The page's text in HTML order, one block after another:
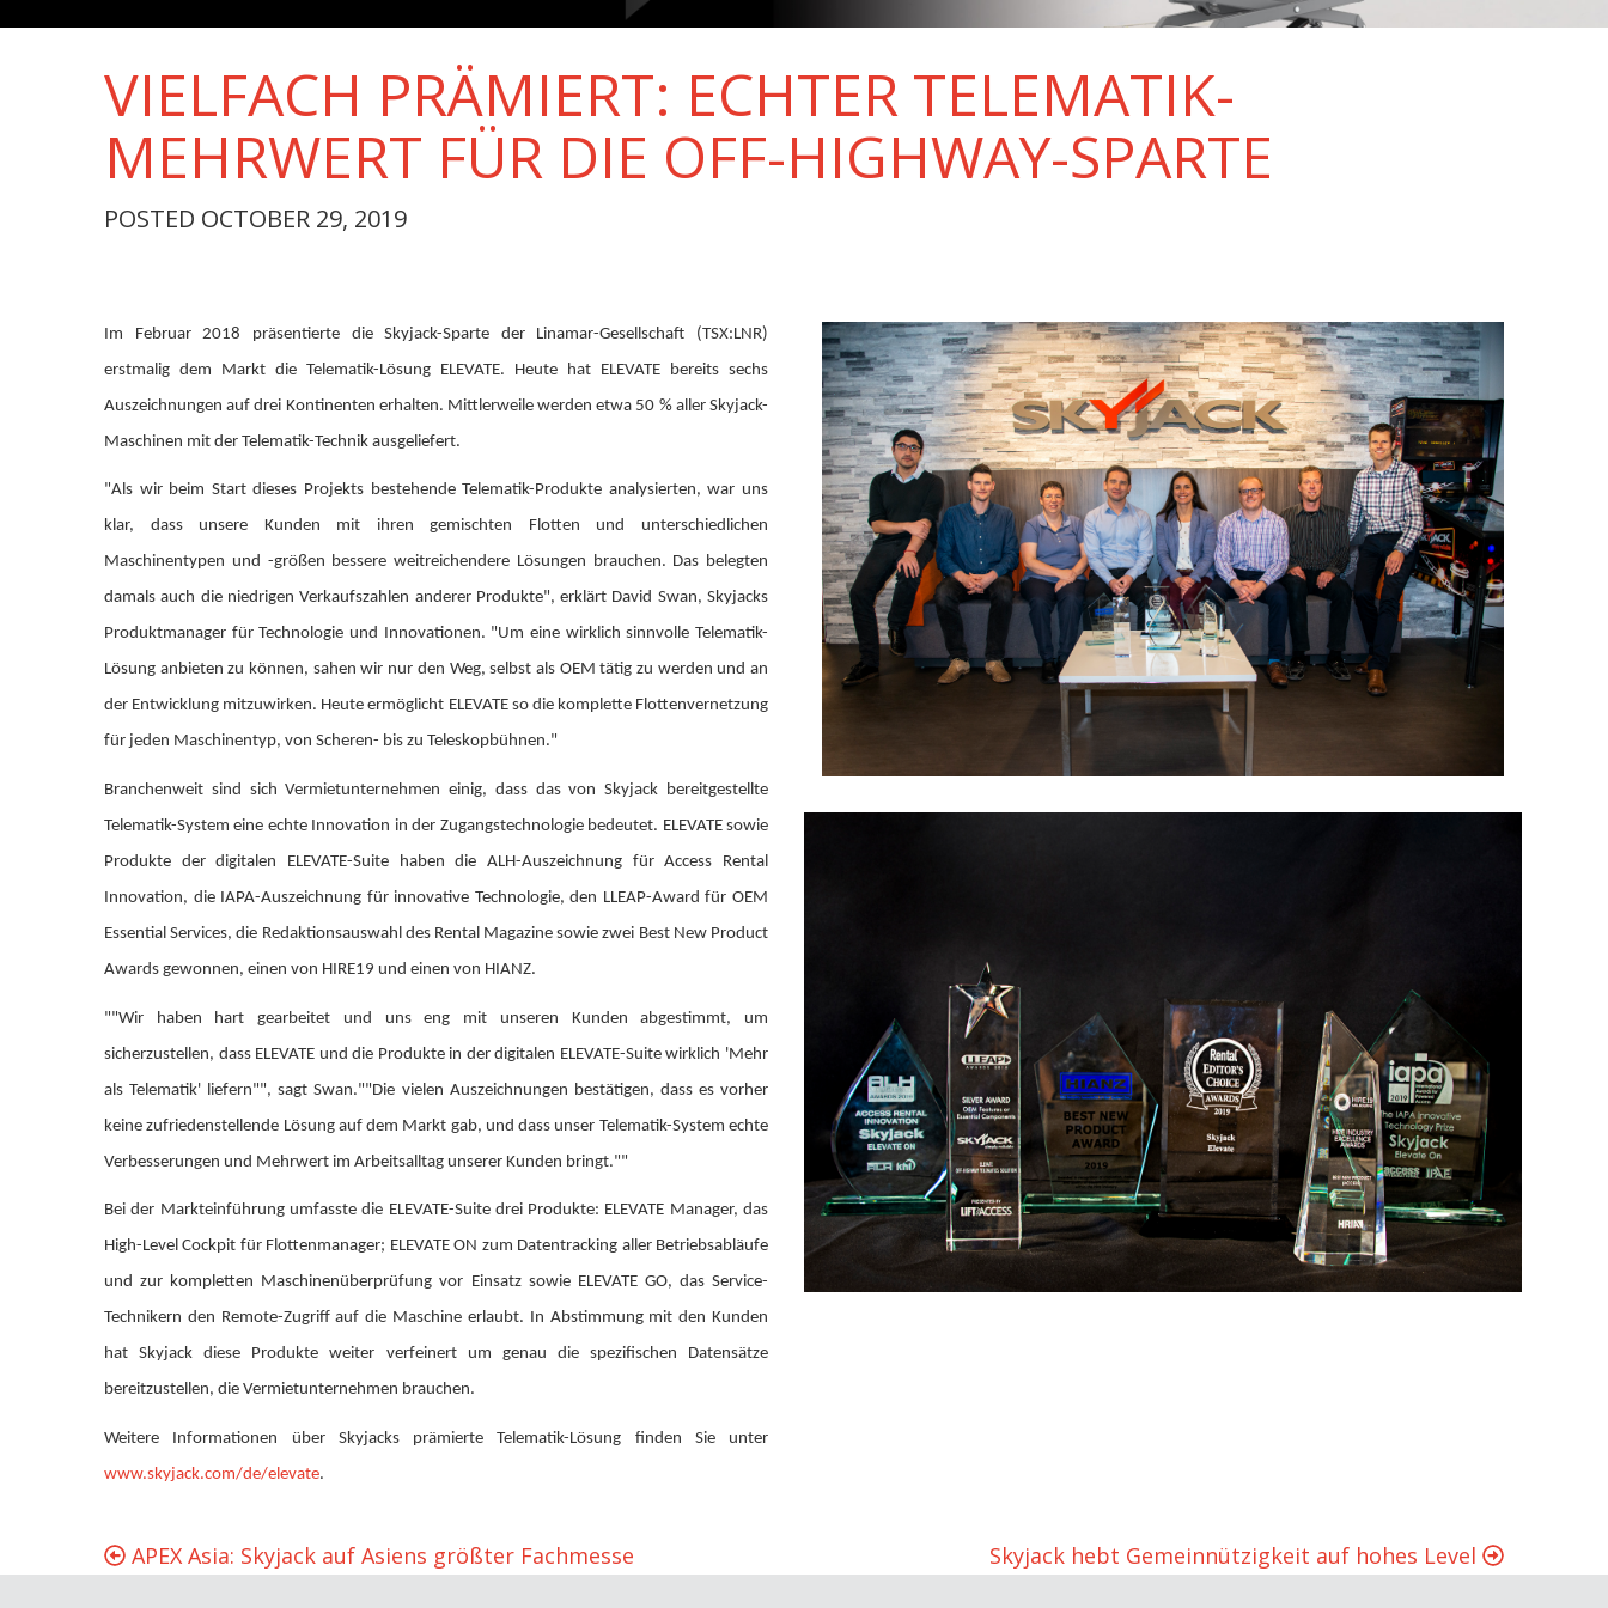
VIELFACH PRÄMIERT: ECHTER TELEMATIK-
MEHRWERT FÜR DIE OFF-HIGHWAY-SPARTE
POSTED OCTOBER 29, 2019
Im Februar 2018 präsentierte die Skyjack-Sparte der Linamar-Gesellschaft (TSX:LNR)
erstmalig dem Markt die Telematik-Lösung ELEVATE. Heute hat ELEVATE bereits sechs
Auszeichnungen auf drei Kontinenten erhalten. Mittlerweile werden etwa 50 % aller Skyjack-
Maschinen mit der Telematik-Technik ausgeliefert.
"Als wir beim Start dieses Projekts bestehende Telematik-Produkte analysierten, war uns
klar, dass unsere Kunden mit ihren gemischten Flotten und unterschiedlichen
Maschinentypen und -größen bessere weitreichendere Lösungen brauchen. Das belegten
damals auch die niedrigen Verkaufszahlen anderer Produkte", erklärt David Swan, Skyjacks
Produktmanager für Technologie und Innovationen. "Um eine wirklich sinnvolle Telematik-
Lösung anbieten zu können, sahen wir nur den Weg, selbst als OEM tätig zu werden und an
der Entwicklung mitzuwirken. Heute ermöglicht ELEVATE so die komplette Flottenvernetzung
für jeden Maschinentyp, von Scheren- bis zu Teleskopbühnen."
Branchenweit sind sich Vermietunternehmen einig, dass das von Skyjack bereitgestellte
Telematik-System eine echte Innovation in der Zugangstechnologie bedeutet. ELEVATE sowie
Produkte der digitalen ELEVATE-Suite haben die ALH-Auszeichnung für Access Rental
Innovation, die IAPA-Auszeichnung für innovative Technologie, den LLEAP-Award für OEM
Essential Services, die Redaktionsauswahl des Rental Magazine sowie zwei Best New Product
Awards gewonnen, einen von HIRE19 und einen von HIANZ.
""Wir haben hart gearbeitet und uns eng mit unseren Kunden abgestimmt, um
sicherzustellen, dass ELEVATE und die Produkte in der digitalen ELEVATE-Suite wirklich 'Mehr
als Telematik' liefern"", sagt Swan.""Die vielen Auszeichnungen bestätigen, dass es vorher
keine zufriedenstellende Lösung auf dem Markt gab, und dass unser Telematik-System echte
Verbesserungen und Mehrwert im Arbeitsalltag unserer Kunden bringt.""
Bei der Markteinführung umfasste die ELEVATE-Suite drei Produkte: ELEVATE Manager, das
High-Level Cockpit für Flottenmanager; ELEVATE ON zum Datentracking aller Betriebsabläufe
und zur kompletten Maschinenüberprüfung vor Einsatz sowie ELEVATE GO, das Service-
Technikern den Remote-Zugriff auf die Maschine erlaubt. In Abstimmung mit den Kunden
hat Skyjack diese Produkte weiter verfeinert um genau die spezifischen Datensätze
bereitzustellen, die Vermietunternehmen brauchen.
Weitere Informationen über Skyjacks prämierte Telematik-Lösung finden Sie unter
www.skyjack.com/de/elevate.
APEX Asia: Skyjack auf Asiens größter Fachmesse Skyjack hebt Gemeinnützigkeit auf hohes Level